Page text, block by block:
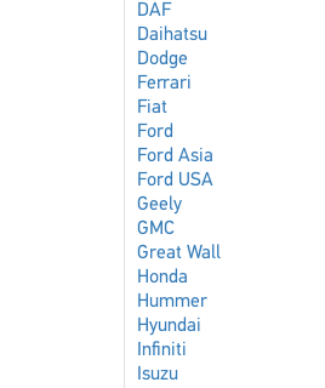
DAF
Daihatsu
Dodge
Ferrari
Fiat
Ford
Ford Asia
Ford USA
Geely
GMC
Great Wall
Honda
Hummer
Hyundai
Infiniti
Isuzu